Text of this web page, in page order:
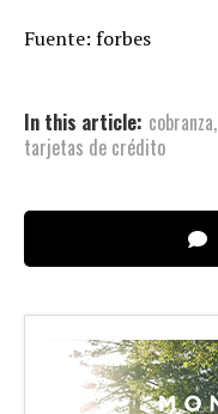
Fuente: forbes
In this article: cobranza,
tarjetas de crédito